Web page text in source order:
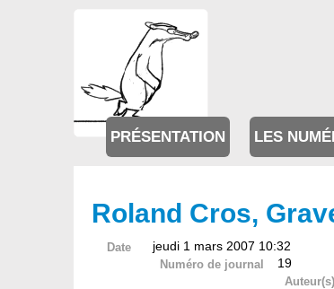
PRÉSENTATION LES
Roland Cros,
Date jeudi 1 mars 2007 10:32
Numéro de journal 19
Auteur(s)